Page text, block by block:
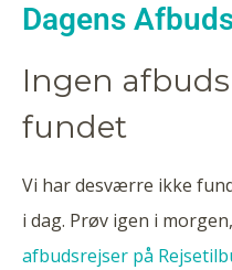
Dagens
Ingen
fundet
Vi har desværre ikke
i dag. Prøv igen i
afbudsrejser på